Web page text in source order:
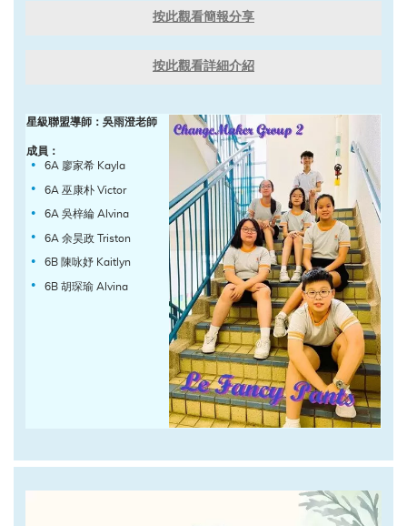
按此觀看簡報分享
按此觀看詳細介紹
星級聯盟導師：吳雨澄老師
成員：
6A 廖家希 Kayla
6A 巫康朴 Victor
6A 吳梓綸 Alvina
6A 余昊政 Triston
6B 陳咏妤 Kaitlyn
6B 胡琛瑜 Alvina